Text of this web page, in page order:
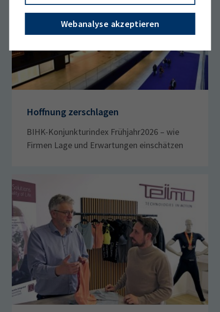
Webanalyse akzeptieren
Hoffnung zerschlagen
BIHK-Konjunkturindex Frühjahr2026 – wie
Firmen Lage und Erwartungen einschätzen